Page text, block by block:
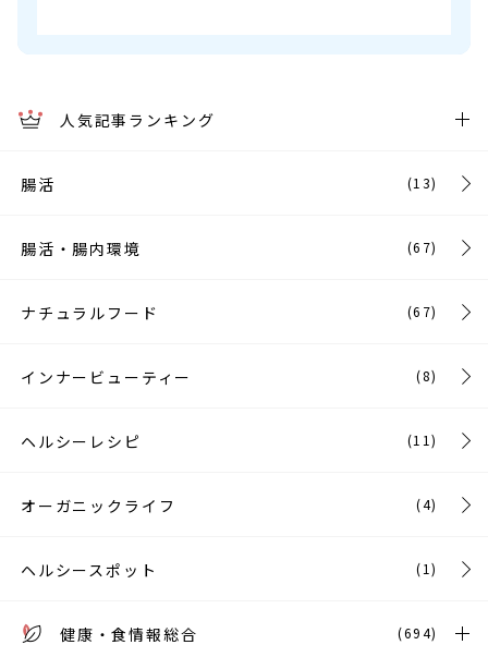
人気記事ランキング
腸活 (13)
腸活・腸内環境 (67)
ナチュラルフード (67)
インナービューティー (8)
ヘルシーレシピ (11)
オーガニックライフ (4)
ヘルシースポット (1)
健康・食情報総合 (694)